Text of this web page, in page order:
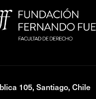
105, Santiago, Chile